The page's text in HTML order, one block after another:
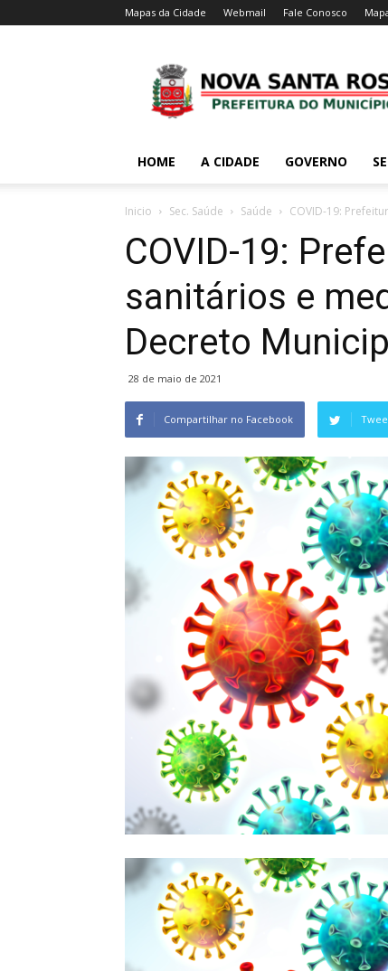
Mapas da Cidade Webmail Fale Conosco
HOME A CIDADE GOVERNO
Inicio Sec. Saúde Saúde COVID-19:
COVID-19:
sanitários e
Decreto
28 de maio de 2021
Compartilhar no Facebook